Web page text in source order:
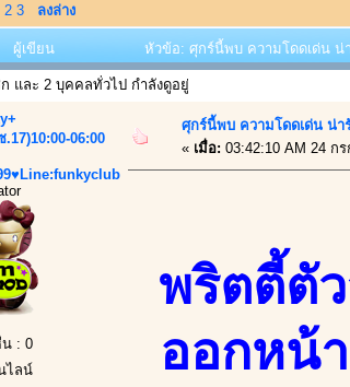
2 3 ลงล่าง
ผู้เขียน หัวข้อ: ศุกร์นี้พบ ความโดดเด่น น่
และ 2 บุคคลทั่วไป กำลังดูอยู่
.17)10:00-06:00
: 0
ไลน์
ศุกร์นี้พบ ความโดดเด่น น่า
« เมื่อ: 03:42:10 AM 24 ก
พริตตี้ตั
ออกหน้